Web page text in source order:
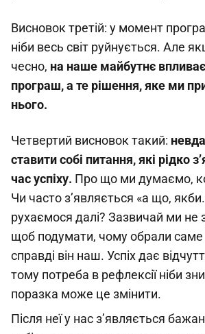
Висновок третій: у момент
ніби весь світ руйнується. Але
чесно, на наше майбутнє
програш, а те рішення, яке ми
нього.
Четвертий висновок такий:
ставити собі питання, які рідко
час успіху. Про що ми думаємо,
Чи часто з’являється «а що,
рухаємося далі? Зазвичай ми не
щоб подумати, чому обрали саме
справді він наш. Успіх дає
тому потреба в рефлексії ніби
поразка може це змінити.
Після неї у нас з’являється